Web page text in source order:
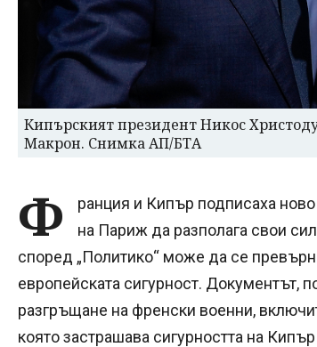
Кипърският президент Никос
Макрон. Снимка АП/БТА
Ф
ранция и Кипър подписаха
на Париж да разполага свои
според „Политико“ може да се
европейската сигурност. Документът,
разгръщане на френски военни,
която застрашава сигурността на